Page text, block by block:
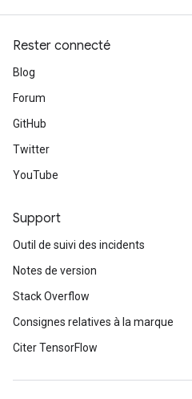
Rester connecté
Blog
Forum
GitHub
Twitter
YouTube
Support
Outil de suivi des incidents
Notes de version
Stack Overflow
Consignes relatives à la marque
Citer TensorFlow